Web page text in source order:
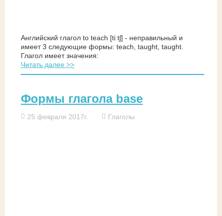
Английский глагол to teach [tiːtʃ] - неправильный и
имеет 3 следующие формы: teach, taught, taught.
Глагол имеет значения:
Читать далее >>
Формы глагола base
25 февраля 2017г. Глаголы